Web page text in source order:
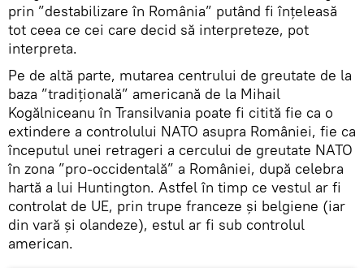
prin ”destabilizare în România” putând fi înțeleasă
tot ceea ce cei care decid să interpreteze, pot
interpreta.
Pe de altă parte, mutarea centrului de greutate de la
baza ”tradițională” americană de la Mihail
Kogălniceanu în Transilvania poate fi citită fie ca o
extindere a controlului NATO asupra României, fie ca
începutul unei retrageri a cercului de greutate NATO
în zona ”pro-occidentală” a României, după celebra
hartă a lui Huntington. Astfel în timp ce vestul ar fi
controlat de UE, prin trupe franceze și belgiene (iar
din vară și olandeze), estul ar fi sub controlul
american.